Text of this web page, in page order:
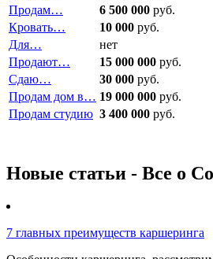
Продам…
6 500 000 руб.
Кровать…
10 000 руб.
Для…
нет
Продают…
15 000 000 руб.
Сдаю…
30 000 руб.
Продам дом в… 19 000 000 руб.
Продам студию 3 400 000 руб.
Новые статьи - Все о
7 главных преимуществ каршеринга